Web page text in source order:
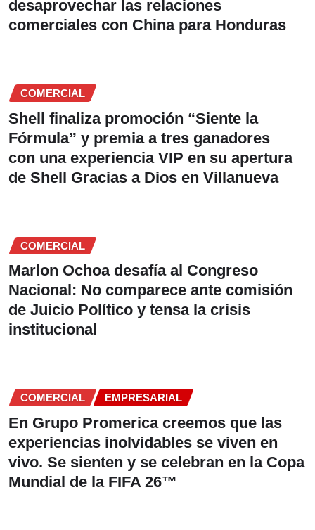
desaprovechar las relaciones
comerciales con China para Honduras
COMERCIAL
Shell finaliza promoción “Siente la
Fórmula” y premia a tres ganadores
con una experiencia VIP en su apertura
de Shell Gracias a Dios en Villanueva
COMERCIAL
Marlon Ochoa desafía al Congreso
Nacional: No comparece ante comisión
de Juicio Político y tensa la crisis
institucional
COMERCIAL EMPRESARIAL
En Grupo Promerica creemos que las
experiencias inolvidables se viven en
vivo. Se sienten y se celebran en la Copa
Mundial de la FIFA 26™